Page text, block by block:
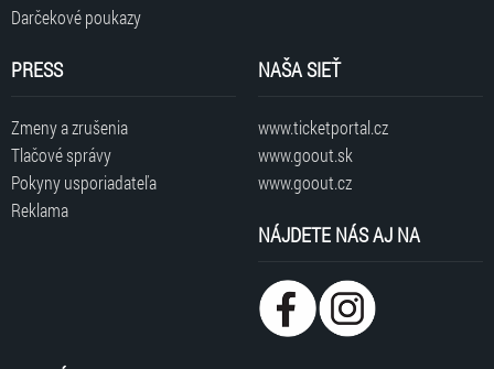
Darčekové poukazy
PRESS
Zmeny a zrušenia
Tlačové správy
Pokyny usporiadateľa
Reklama
NAŠA SIEŤ
www.ticketportal.cz
www.goout.sk
www.goout.cz
NÁJDETE NÁS AJ NA